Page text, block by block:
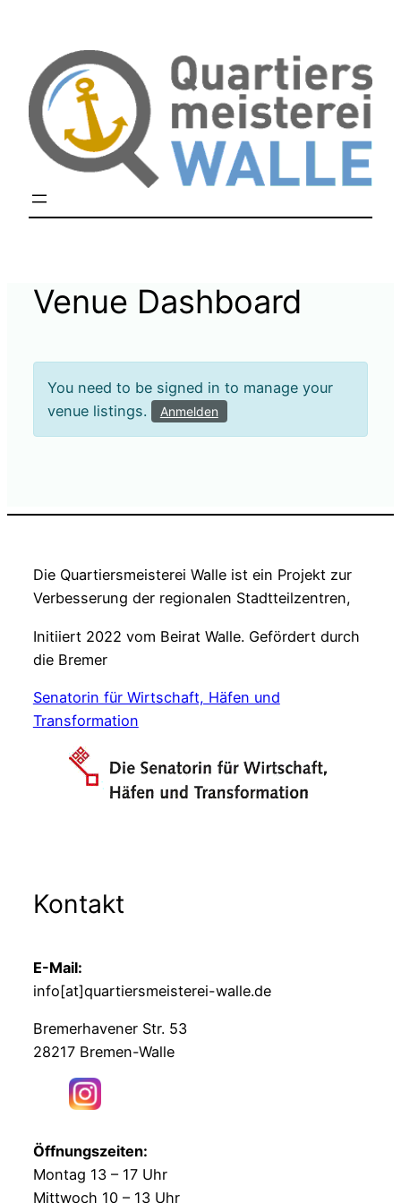
springen
Venue Dashboard
You need to be signed in to manage your
venue listings.
Anmelden
Die Quartiersmeisterei Walle ist ein Projekt zur
Verbesserung der regionalen Stadtteilzentren,
Initiiert 2022 vom Beirat Walle. Gefördert durch
die Bremer
Senatorin für Wirtschaft, Häfen und
Transformation
Kontakt
E-Mail:
info[at]quartiersmeisterei-walle.de
Bremerhavener Str. 53
28217 Bremen-Walle
Öffnungszeiten:
Montag 13 – 17 Uhr
Mittwoch 10 – 13 Uhr